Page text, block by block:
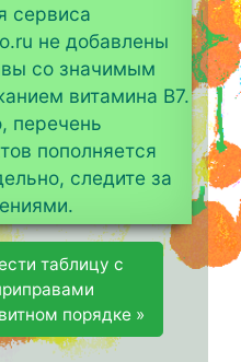
сервиса
не добавлены
со значимым
витамина B7.
перечень
пополняется
следите за
таблицу с
порядке »